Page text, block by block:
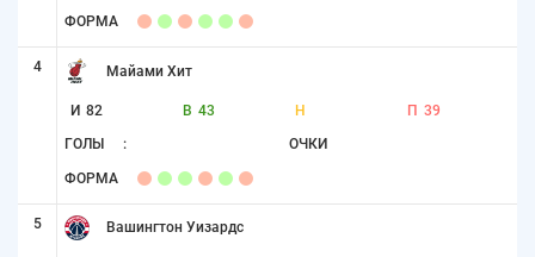
ФОРМА
4 Майами Хит
И 82 В 43 Н П 39
ГОЛЫ : ОЧКИ
ФОРМА
5 Вашингтон Уизардс